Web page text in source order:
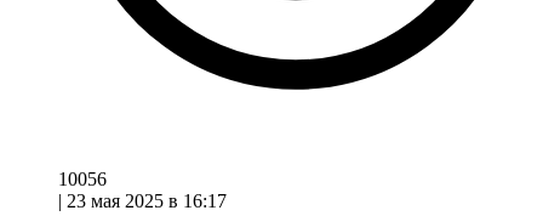
10056
| 23 мая 2025 в 16:17